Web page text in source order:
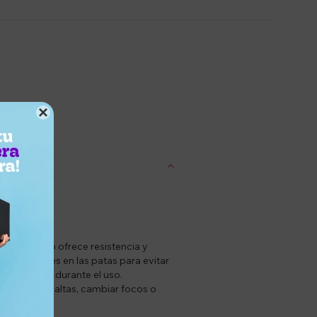

de acero ofrece resistencia y
en las patas para evitar
y seguro durante el uso.
repisas altas, cambiar focos o